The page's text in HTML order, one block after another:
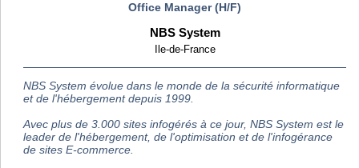
Office Manager (H/F)
NBS System
Ile-de-France
NBS System évolue dans le monde de la sécurité informatique
et de l'hébergement depuis 1999.
Avec plus de 3.000 sites infogérés à ce jour, NBS System est le
leader de l'hébergement, de l'optimisation et de l'infogérance
de sites E-commerce.